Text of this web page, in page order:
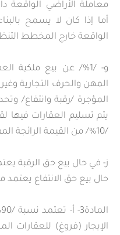
معاملة الأراضي
أما إذا كان لا يسمح
الواقعة خارج المخطط
و- /1%/ عن بيع ملكية
المهن والحرف التجارية وغير
المؤجرة /رقبة وانتفاع/
يتم تسليم العقارات فيها
/10%/ من القيمة الرائجة المقدرة.
حال بيع حق الانتفاع يعتمد معدل /60%/
الإيجار (فروغ) للعقارات